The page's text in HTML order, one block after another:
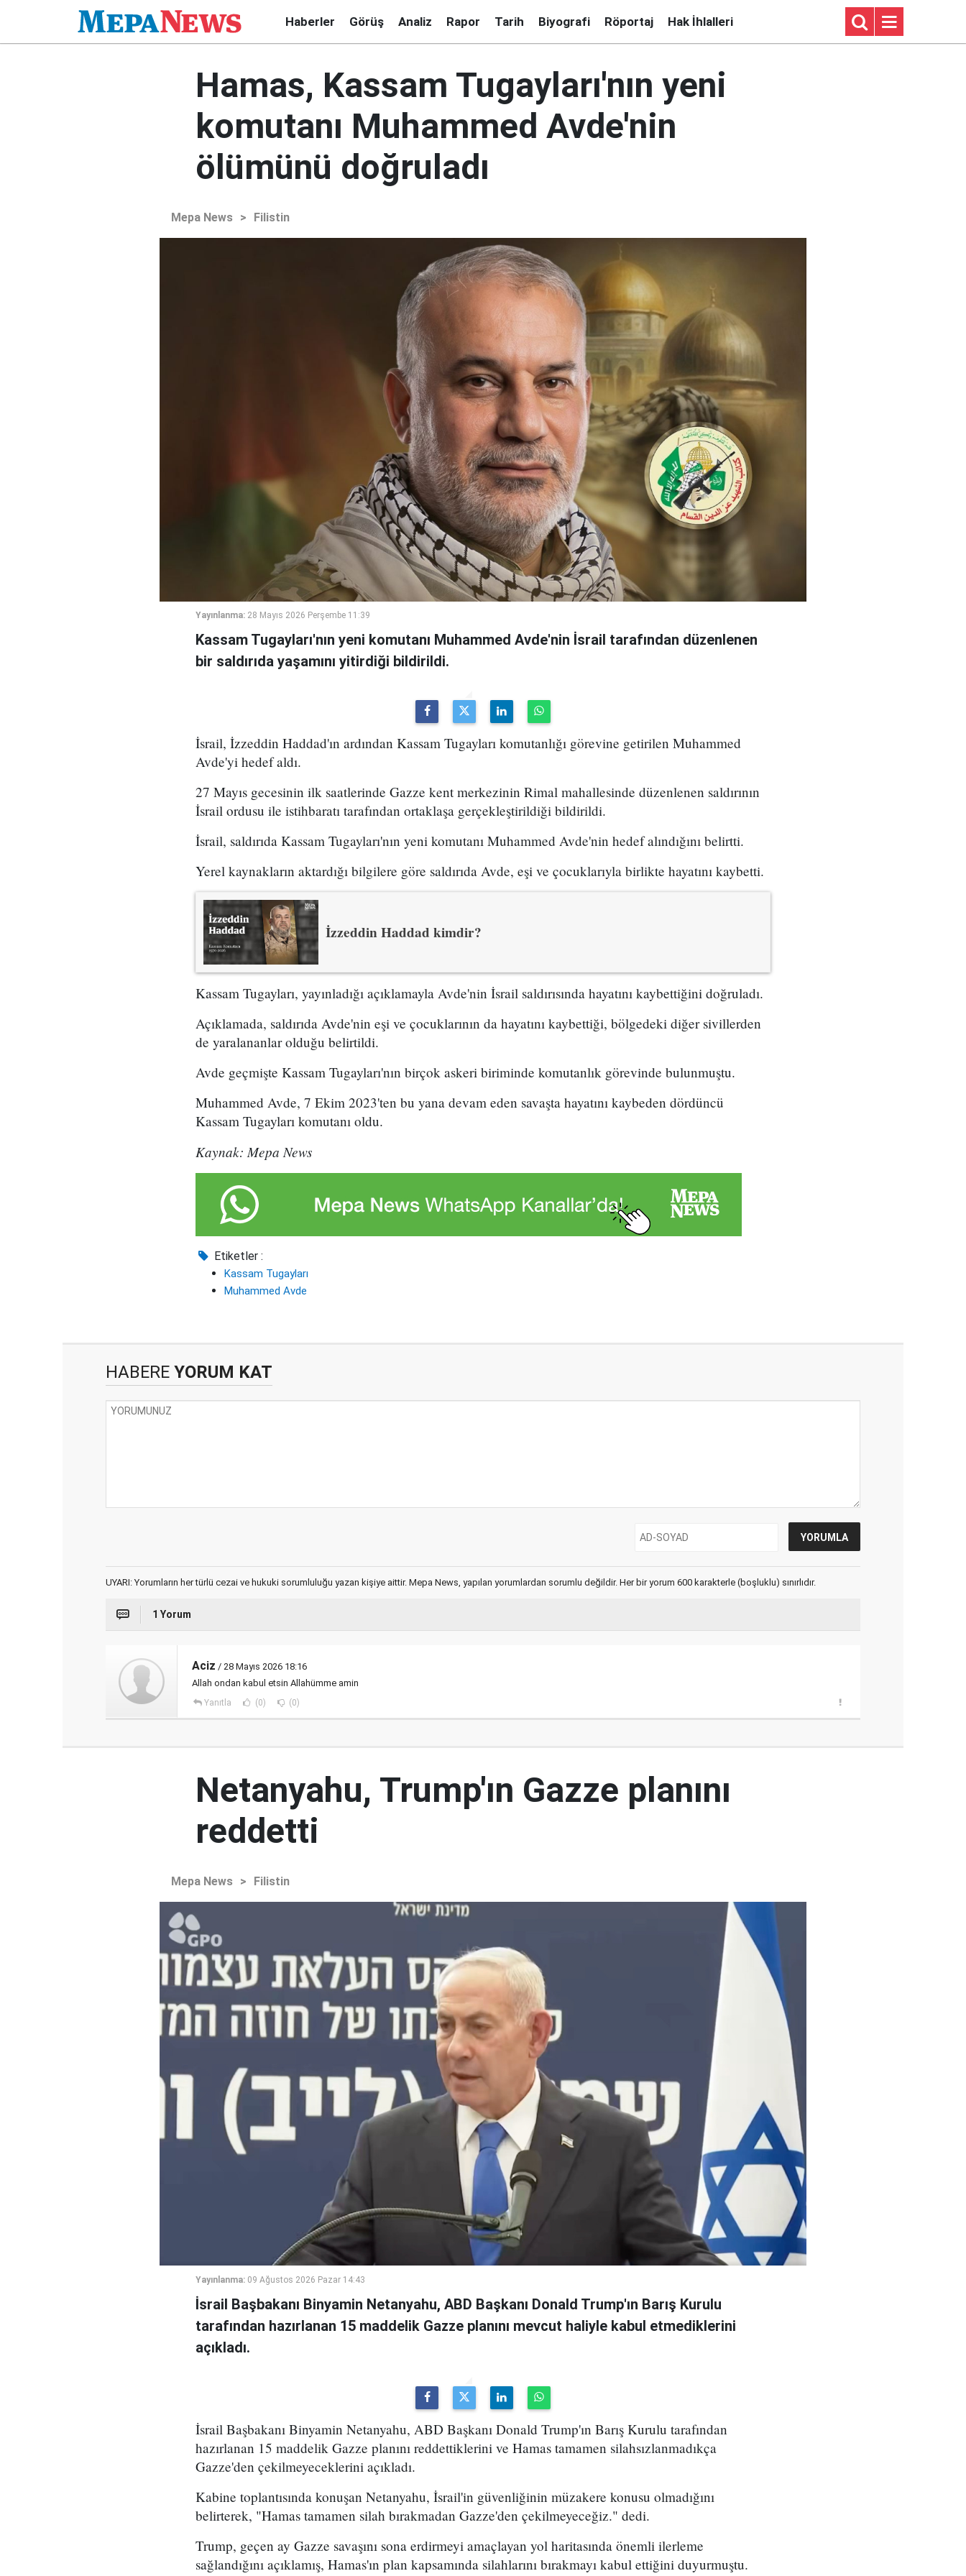
Haberler Görüş Analiz Rapor Tarih Biyografi Röportaj Hak İhlalleri
Hamas, Kassam Tugayları'nın yeni
komutanı Muhammed Avde'nin
ölümünü doğruladı
Mepa News > Filistin
Yayınlanma: 28 Mayıs 2026 Perşembe 11:39
Kassam Tugayları'nın yeni komutanı Muhammed Avde'nin İsrail tarafından düzenlenen
bir saldırıda yaşamını yitirdiği bildirildi.
İsrail, İzzeddin Haddad'ın ardından Kassam Tugayları komutanlığı görevine getirilen Muhammed
Avde'yi hedef aldı.
27 Mayıs gecesinin ilk saatlerinde Gazze kent merkezinin Rimal mahallesinde düzenlenen saldırının
İsrail ordusu ile istihbaratı tarafından ortaklaşa gerçekleştirildiği bildirildi.
İsrail, saldırıda Kassam Tugayları'nın yeni komutanı Muhammed Avde'nin hedef alındığını belirtti.
Yerel kaynakların aktardığı bilgilere göre saldırıda Avde, eşi ve çocuklarıyla birlikte hayatını kaybetti.
İzzeddin Haddad kimdir?
Kassam Tugayları, yayınladığı açıklamayla Avde'nin İsrail saldırısında hayatını kaybettiğini doğruladı.
Açıklamada, saldırıda Avde'nin eşi ve çocuklarının da hayatını kaybettiği, bölgedeki diğer sivillerden
de yaralananlar olduğu belirtildi.
Avde geçmişte Kassam Tugayları'nın birçok askeri biriminde komutanlık görevinde bulunmuştu.
Muhammed Avde, 7 Ekim 2023'ten bu yana devam eden savaşta hayatını kaybeden dördüncü
Kassam Tugayları komutanı oldu.
Kaynak: Mepa News
Etiketler :
Kassam Tugayları
Muhammed Avde
HABERE YORUM KAT
UYARI: Yorumların her türlü cezai ve hukuki sorumluluğu yazan kişiye aittir. Mepa News, yapılan yorumlardan sorumlu değildir. Her bir yorum 600 karakterle (boşluklu) sınırlıdır.
1 Yorum
Aciz / 28 Mayıs 2026 18:16
Allah ondan kabul etsin Allahümme amin
Yanıtla (0) (0)
Netanyahu, Trump'ın Gazze planını
reddetti
Mepa News > Filistin
Yayınlanma: 09 Ağustos 2026 Pazar 14:43
İsrail Başbakanı Binyamin Netanyahu, ABD Başkanı Donald Trump'ın Barış Kurulu
tarafından hazırlanan 15 maddelik Gazze planını mevcut haliyle kabul etmediklerini
açıkladı.
İsrail Başbakanı Binyamin Netanyahu, ABD Başkanı Donald Trump'ın Barış Kurulu tarafından
hazırlanan 15 maddelik Gazze planını reddettiklerini ve Hamas tamamen silahsızlanmadıkça
Gazze'den çekilmeyeceklerini açıkladı.
Kabine toplantısında konuşan Netanyahu, İsrail'in güvenliğinin müzakere konusu olmadığını
belirterek, "Hamas tamamen silah bırakmadan Gazze'den çekilmeyeceğiz." dedi.
Trump, geçen ay Gazze savaşını sona erdirmeyi amaçlayan yol haritasında önemli ilerleme
sağlandığını açıklamış, Hamas'ın plan kapsamında silahlarını bırakmayı kabul ettiğini duyurmuştu.